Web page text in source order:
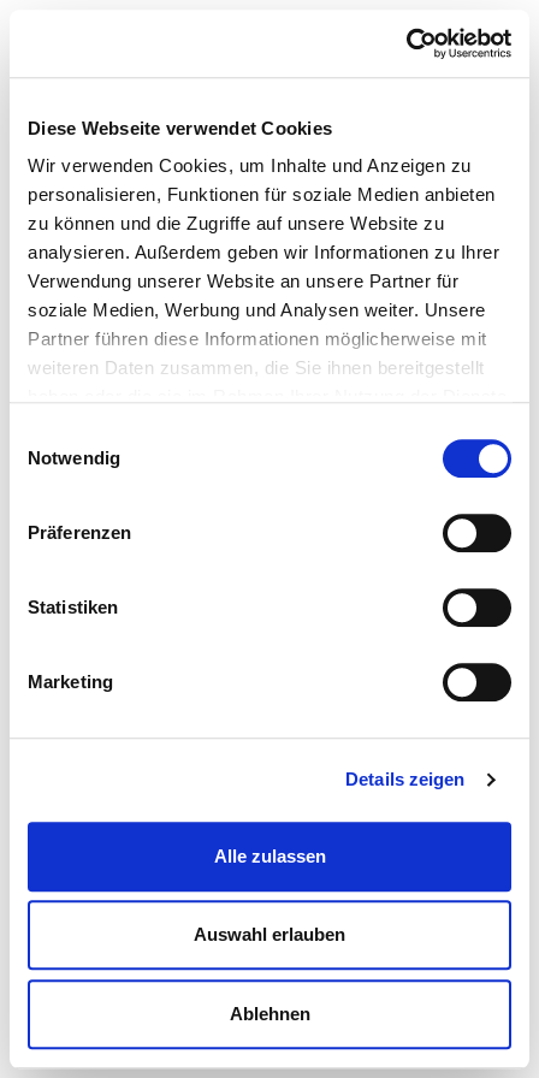
Diese Webseite verwendet Cookies
Wir verwenden Cookies, um Inhalte und Anzeigen zu
personalisieren, Funktionen für soziale Medien anbieten
zu können und die Zugriffe auf unsere Website zu
analysieren. Außerdem geben wir Informationen zu Ihrer
Verwendung unserer Website an unsere Partner für
soziale Medien, Werbung und Analysen weiter. Unsere
Partner führen diese Informationen möglicherweise mit
weiteren Daten zusammen, die Sie ihnen bereitgestellt
Notwendig
Präferenzen
Statistiken
Marketing
Details zeigen
Alle zulassen
Auswahl erlauben
Ablehnen